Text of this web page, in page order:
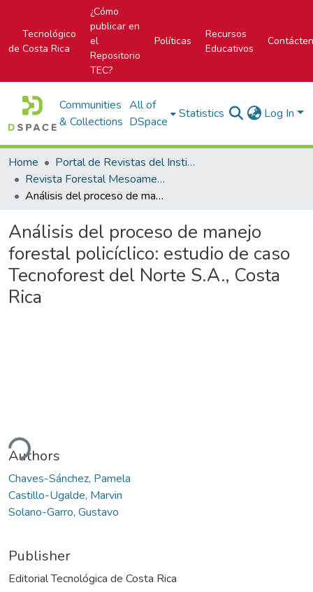
Tecnológico
de Costa Rica
¿Cómo
publicar en
el
Repositorio
TEC?
Políticas
Recursos
Educativos
Communities
& Collections
All of
DSpace
Statistics Log In
Home
Portal de Revistas del Instituto Tecnológico de Costa Rica
Revista Forestal Mesoamericana Kurú
Análisis del proceso de manejo forestal policíclico: estudio de caso Tecnoforest del Norte S.A., Costa Rica
Análisis del proceso de manejo
forestal policíclico: estudio de caso
Tecnoforest del Norte S.A., Costa
Rica
Authors
Chaves-Sánchez, Pamela
Castillo-Ugalde, Marvin
Solano-Garro, Gustavo
Publisher
Editorial Tecnológica de Costa Rica